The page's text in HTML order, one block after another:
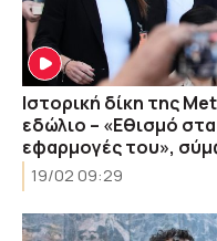
Ιστορική δίκη της
εδώλιο – «Εθισμό
εφαρμογές του»,
19/02 09:29